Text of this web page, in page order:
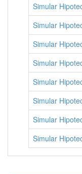
Simular
Simular
Simular
Simular
Simular
Simular
Simular
Simular